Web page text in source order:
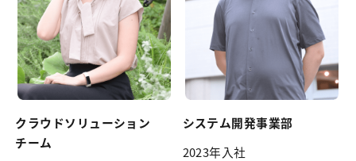
クラウドソリューション
チーム
システム開発事業部
2023年入社